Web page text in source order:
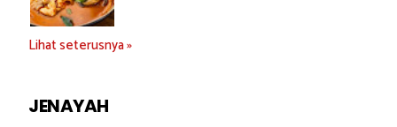
Lihat seterusnya »
JENAYAH